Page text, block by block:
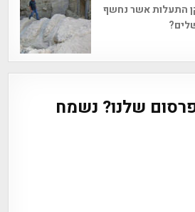
התעלות אשר נחשף
שלנו? נשמח